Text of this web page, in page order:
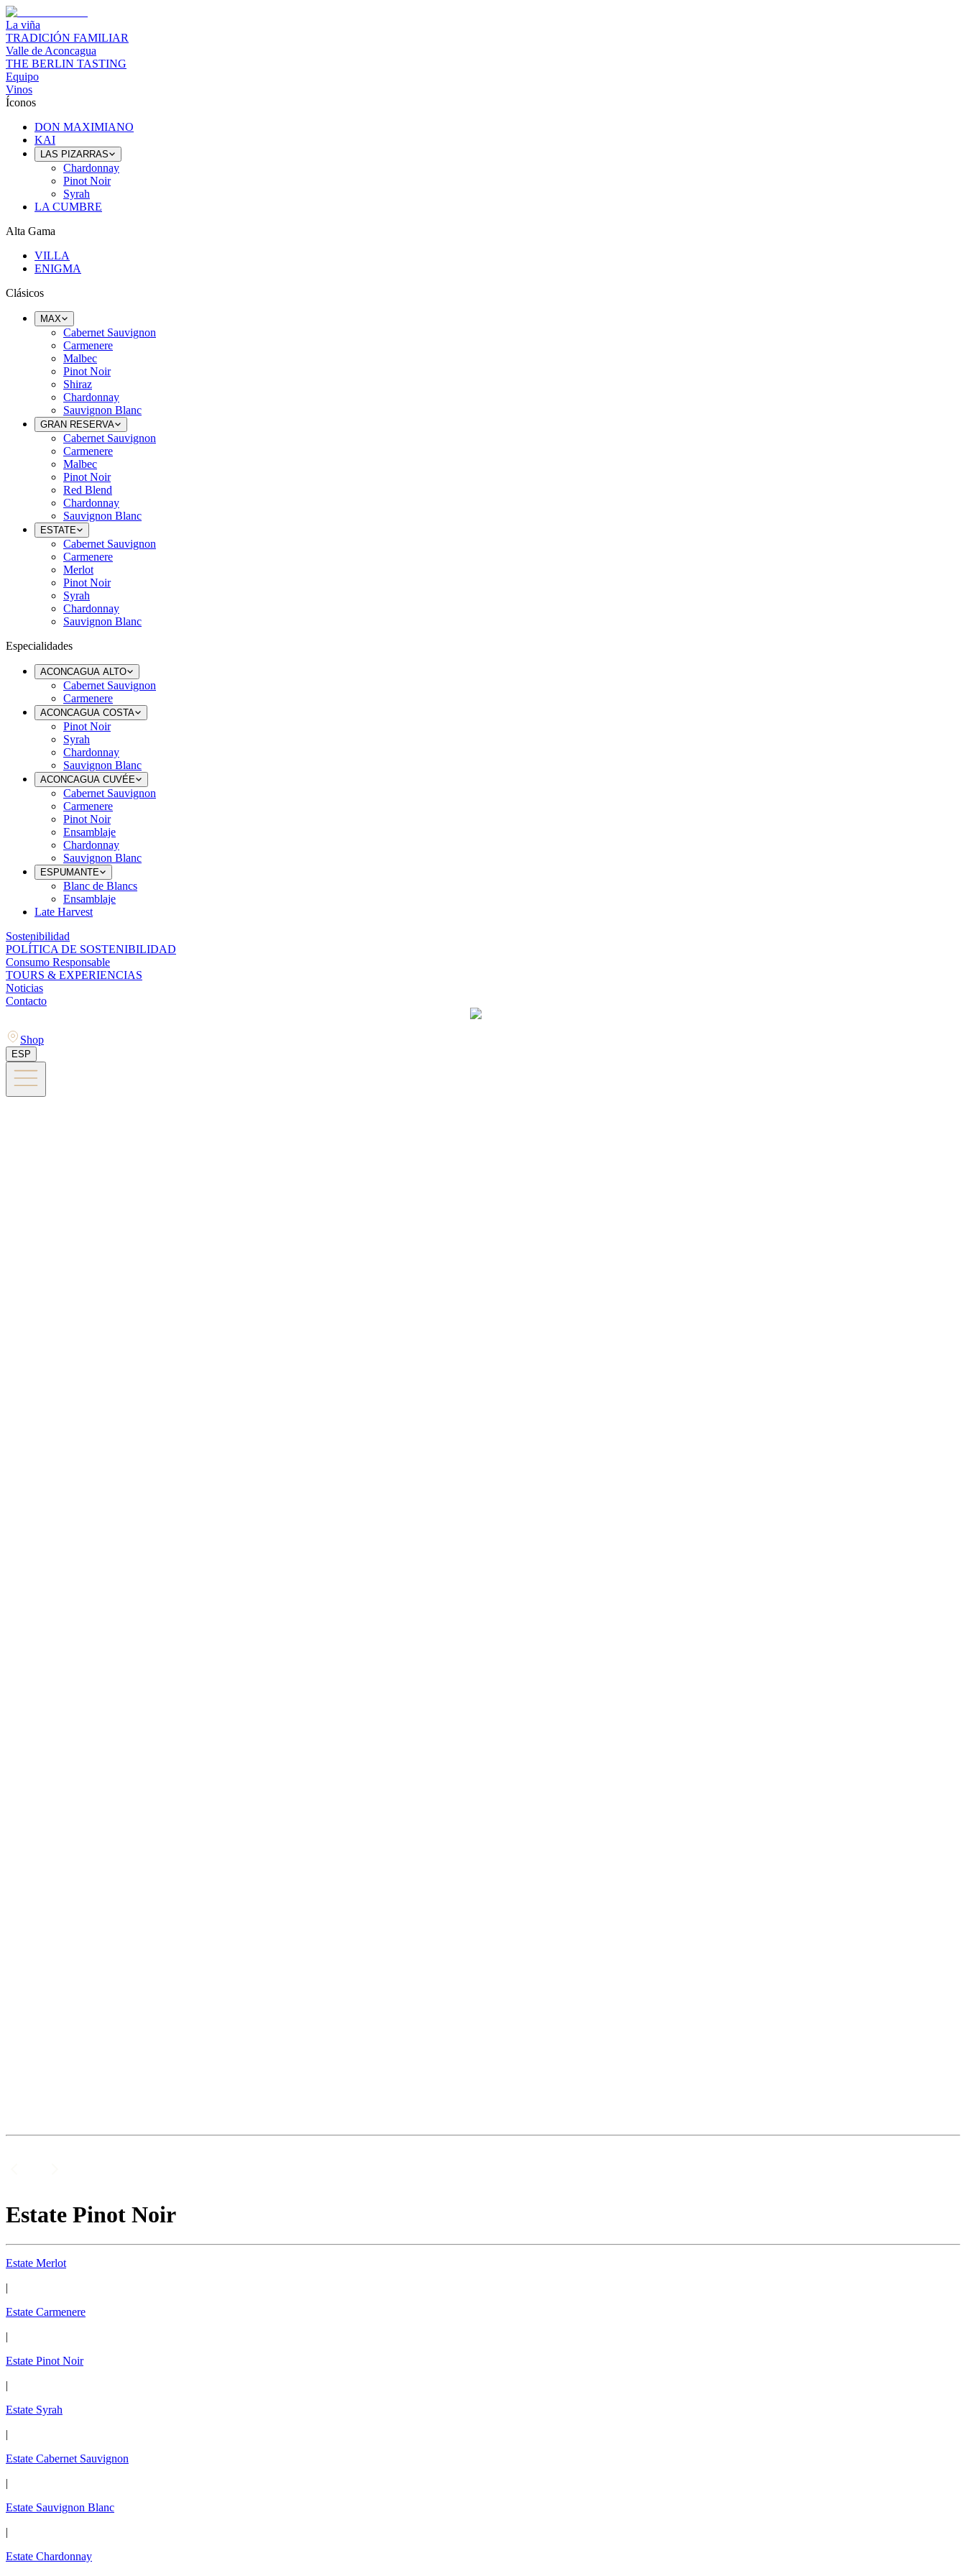
La viña
TRADICIÓN FAMILIAR
Valle de Aconcagua
THE BERLIN TASTING
Equipo
Vinos
Íconos
DON MAXIMIANO
KAI
LAS PIZARRAS
Chardonnay
Pinot Noir
Syrah
LA CUMBRE
Alta Gama
VILLA
ENIGMA
Clásicos
MAX
Cabernet Sauvignon
Carmenere
Malbec
Pinot Noir
Shiraz
Chardonnay
Sauvignon Blanc
GRAN RESERVA
Cabernet Sauvignon
Carmenere
Malbec
Pinot Noir
Red Blend
Chardonnay
Sauvignon Blanc
ESTATE
Cabernet Sauvignon
Carmenere
Merlot
Pinot Noir
Syrah
Chardonnay
Sauvignon Blanc
Especialidades
ACONCAGUA ALTO
Cabernet Sauvignon
Carmenere
ACONCAGUA COSTA
Pinot Noir
Syrah
Chardonnay
Sauvignon Blanc
ACONCAGUA CUVÉE
Cabernet Sauvignon
Carmenere
Pinot Noir
Ensamblaje
Chardonnay
Sauvignon Blanc
ESPUMANTE
Blanc de Blancs
Ensamblaje
Late Harvest
Sostenibilidad
POLÍTICA DE SOSTENIBILIDAD
Consumo Responsable
TOURS & EXPERIENCIAS
Noticias
Contacto
Shop
ESP
Estate Pinot Noir
Estate Merlot
|
Estate Carmenere
|
Estate Pinot Noir
|
Estate Syrah
|
Estate Cabernet Sauvignon
|
Estate Sauvignon Blanc
|
Estate Chardonnay